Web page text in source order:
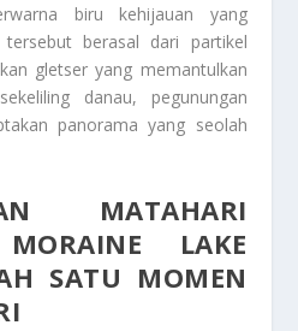
biru kehijauan yang
berasal dari partikel
gletser yang memantulkan
danau, pegunungan
panorama yang seolah
MATAHARI
LAKE
SATU MOMEN